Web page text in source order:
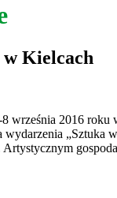
Kielcach
września 2016 roku
wydarzenia „Sztuka